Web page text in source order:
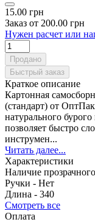
15.00 грн
Заказ от 200.00 грн
Нужен расчет или
Продано
Быстрый заказ
Краткое описание
Картонная
(стандарт) от
натурального
позволяет быстро
инструмен...
Читать далее...
Характеристики
Наличие
Ручки - Нет
Длина - 340
Смотреть все
Оплата